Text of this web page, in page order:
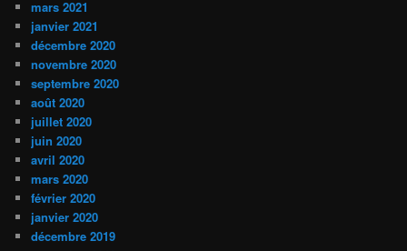
mars 2021
janvier 2021
décembre 2020
novembre 2020
septembre 2020
août 2020
juillet 2020
juin 2020
avril 2020
mars 2020
février 2020
janvier 2020
décembre 2019